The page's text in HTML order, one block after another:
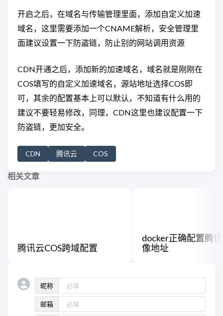
开启之后，在域名与传输管理里面，添加自定义加速
域名，这里需要添加一个CNAME解析，安全管理里
面建议设置一下防盗链，防止别的网站调用资源
CDN开通之后，添加新的加速域名，域名就是刚刚在
COS填写的自定义加速域名，源站地址选择COS即
可，其余的配置基本上可以默认，不知道有什么用的
建议不要轻易修改，同理，CDN这里也建议配置一下
防盗链，更加安全。
CDN 腾讯云 COS
相关文章
腾讯云COS跨域配置
docker正确配置腾
像地址
昵称
邮箱